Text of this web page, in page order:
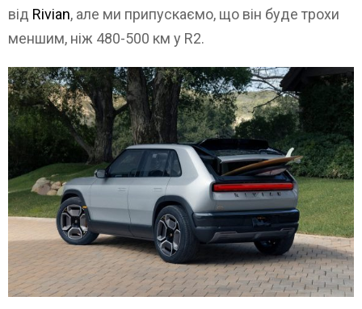
від Rivian, але ми припускаємо, що він буде трохи
меншим, ніж 480-500 км у R2.